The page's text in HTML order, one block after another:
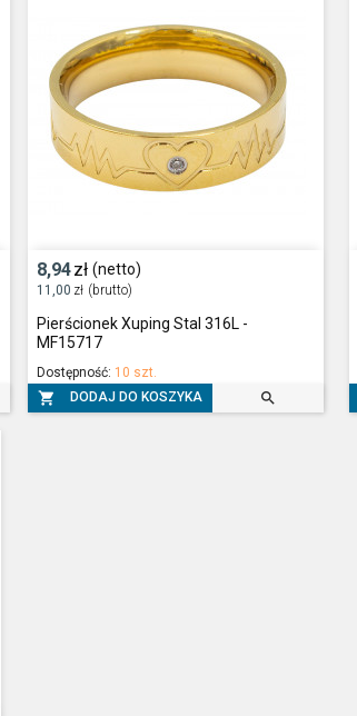
8,94zł (netto)
11,00 zł (brutto)
Pierścionek Xuping Stal 316L -
MF15717
Dostępność: 10 szt.
 DODAJ DO KOSZYKA 